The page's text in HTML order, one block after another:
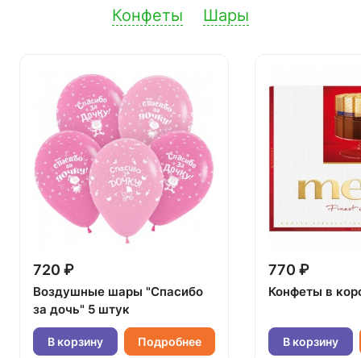
Конфеты Шары
720 ₽
Воздушные шары "Спасибо
за дочь" 5 штук
В корзину Подробнее
770 ₽
Конфеты в
В корзину